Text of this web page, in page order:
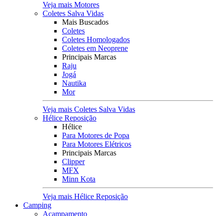
Veja mais Motores
Coletes Salva Vidas
Mais Buscados
Coletes
Coletes Homologados
Coletes em Neoprene
Principais Marcas
Raju
Jogá
Nautika
Mor
Veja mais Coletes Salva Vidas
Hélice Reposição
Hélice
Para Motores de Popa
Para Motores Elétricos
Principais Marcas
Clipper
MFX
Minn Kota
Veja mais Hélice Reposição
Camping
Acampamento